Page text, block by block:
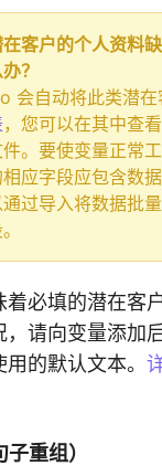
客户的个人资料
？
会自动将此类潜在
，您可以在其中查
。要使变量正常
应字段应包含数据
过导入将数据批
着必填的潜在客
，请向变量添
的默认文本。
重组）